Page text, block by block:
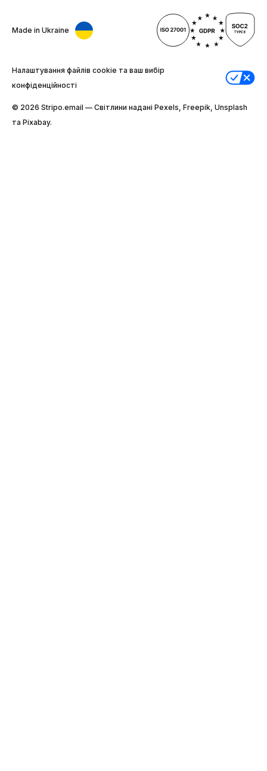
Made in Ukraine
Налаштування файлів cookie та ваш вибір
конфіденційності
© 2026 Stripо.email — Світлини надані Pexels, Freepik, Unsplash
та Pixabay.